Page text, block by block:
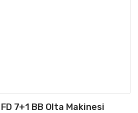
7+1 BB Olta Makinesi